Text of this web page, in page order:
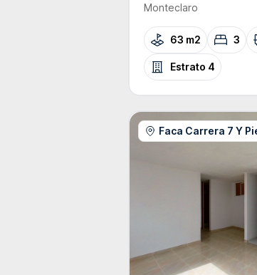
Monteclaro
63 m2 3
Estrato 4
Faca Carrera 7 Y